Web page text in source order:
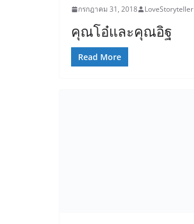
กรกฎาคม 31, 2018 LoveStoryteller
คุณโอ๋และคุณอิฐ
Read More